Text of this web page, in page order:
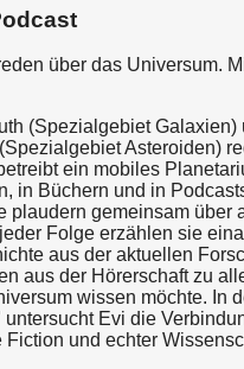
über das Universum.
(Spezialgebiet Galaxien)
Asteroiden)
ein mobiles
in Büchern und in
plaudern gemeinsam über
Folge erzählen sie
aus der aktuellen
aus der Hörerschaft zu
wissen möchte. In
Evi die
und echter